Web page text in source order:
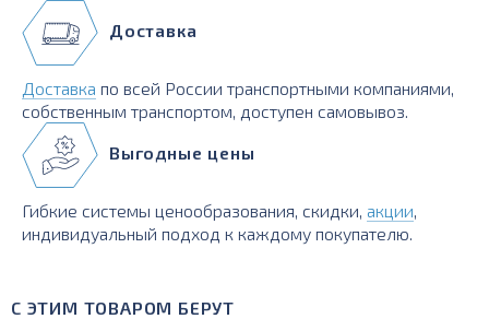
Доставка
Доставка по всей России транспортными компаниями,
собственным транспортом, доступен самовывоз.
Выгодные цены
Гибкие системы ценообразования, скидки, акции,
индивидуальный подход к каждому покупателю.
С ЭТИМ ТОВАРОМ БЕРУТ